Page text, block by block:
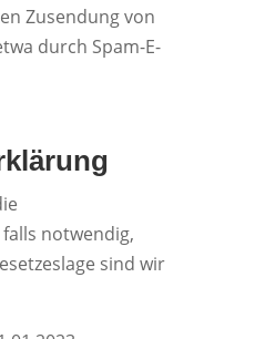
Zusendung von
durch Spam-E-
notwendig,
sind wir